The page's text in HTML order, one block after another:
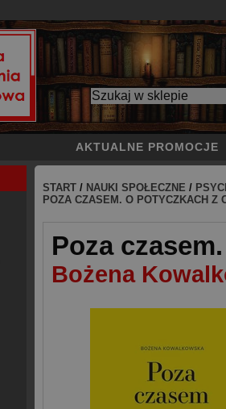
AKTUALNE PROMOCJE
START / NAUKI SPOŁECZNE /
POZA CZASEM. O POTYCZKACH Z
Poza
Bożena